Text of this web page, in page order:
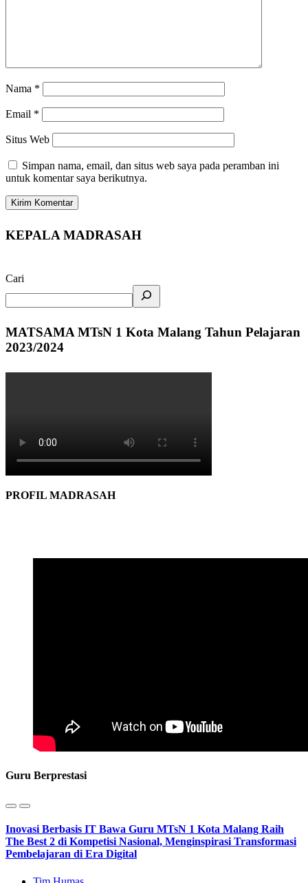
Nama *
Email *
Situs Web
Simpan nama, email, dan situs web saya pada peramban ini
untuk komentar saya berikutnya.
KEPALA MADRASAH
Cari
MATSAMA MTsN 1 Kota Malang Tahun Pelajaran
2023/2024
PROFIL MADRASAH
Guru Berprestasi
Inovasi Berbasis IT Bawa Guru MTsN 1 Kota Malang Raih
The Best 2 di Kompetisi Nasional, Menginspirasi Transformasi
Pembelajaran di Era Digital